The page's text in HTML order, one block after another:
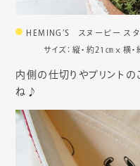
HEMING’S スヌーピー スタ
サイズ：縦・約21㎝ｘ横・
内側の仕切りやプリント
ね♪